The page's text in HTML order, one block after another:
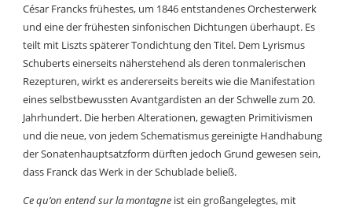
César Francks frühestes, um 1846 entstandenes Orchesterwerk
und eine der frühesten sinfonischen Dichtungen überhaupt. Es
teilt mit Liszts späterer Tondichtung den Titel. Dem Lyrismus
Schuberts einerseits näherstehend als deren tonmalerischen
Rezepturen, wirkt es andererseits bereits wie die Manifestation
eines selbstbewussten Avantgardisten an der Schwelle zum 20.
Jahrhundert. Die herben Alterationen, gewagten Primitivismen
und die neue, von jedem Schematismus gereinigte Handhabung
der Sonatenhauptsatzform dürften jedoch Grund gewesen sein,
dass Franck das Werk in der Schublade beließ.
Ce qu’on entend sur la montagne ist ein großangelegtes, mit